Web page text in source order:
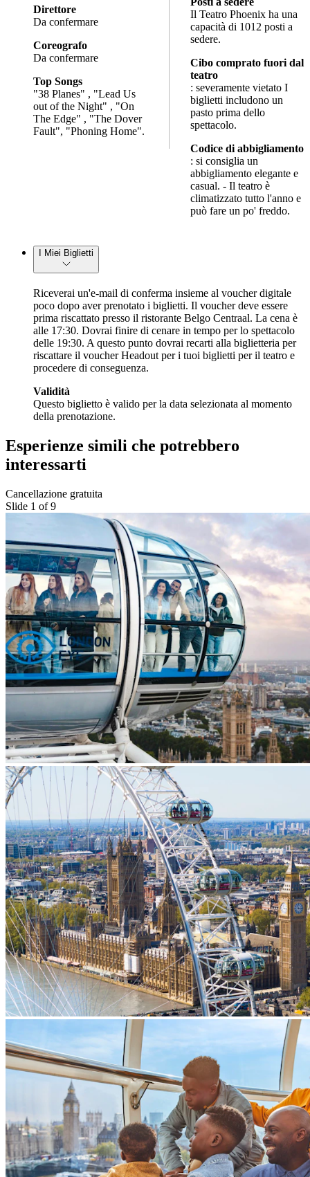
Direttore
Da confermare
Coreografo
Da confermare
Top Songs
"38 Planes" , "Lead Us
out of the Night" , "On
The Edge" , "The Dover
Fault", "Phoning Home".
Il Teatro Phoenix ha una
capacità di 1012 posti a
sedere.
Cibo comprato fuori dal
teatro
: severamente vietato I
biglietti includono un
pasto prima dello
spettacolo.
Codice di abbigliamento
: si consiglia un
abbigliamento elegante e
casual. - Il teatro è
climatizzato tutto l'anno e
può fare un po' freddo.
I Miei Biglietti
Riceverai un'e-mail di conferma insieme al voucher digitale
poco dopo aver prenotato i biglietti. Il voucher deve essere
prima riscattato presso il ristorante Belgo Centraal. La cena è
alle 17:30. Dovrai finire di cenare in tempo per lo spettacolo
delle 19:30. A questo punto dovrai recarti alla biglietteria per
riscattare il voucher Headout per i tuoi biglietti per il teatro e
procedere di conseguenza.
Validità
Questo biglietto è valido per la data selezionata al momento
della prenotazione.
Esperienze simili che potrebbero
interessarti
Cancellazione gratuita
Slide 1 of 9